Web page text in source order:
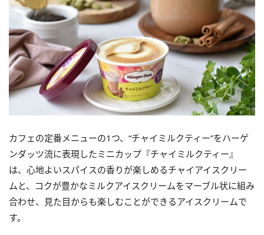
カフェの定番メニューの1つ、“チャイミルクティー”をハーゲ
ンダッツ流に表現したミニカップ『チャイミルクティー』
は、心地よいスパイスの香りが楽しめるチャイアイスクリー
ムと、コクが豊かなミルクアイスクリームをマーブル状に組み
合わせ、見た目からも楽しむことができるアイスクリームで
す。